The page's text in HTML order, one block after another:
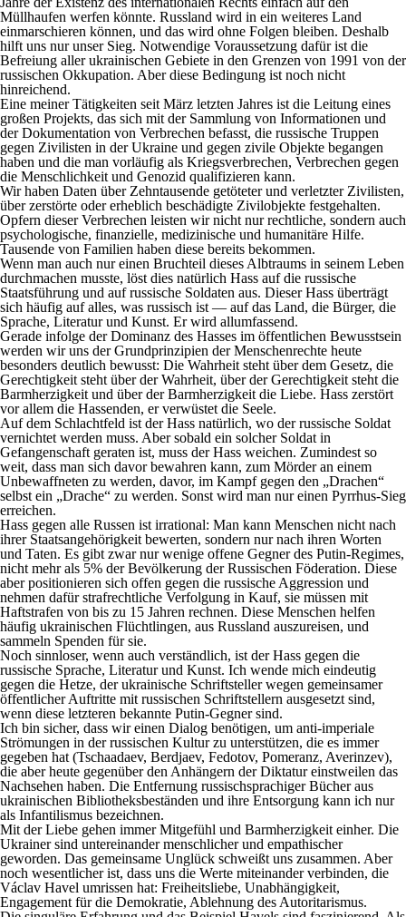
Müllhaufen werfen könnte. Russland wird in ein weiteres Land
einmarschieren können, und das wird ohne Folgen bleiben. Deshalb
hilft uns nur unser Sieg. Notwendige Voraussetzung dafür ist die
Befreiung aller ukrainischen Gebiete in den Grenzen von 1991 von der
russischen Okkupation. Aber diese Bedingung ist noch nicht
hinreichend.
Eine meiner Tätigkeiten seit März letzten Jahres ist die Leitung eines
großen Projekts, das sich mit der Sammlung von Informationen und
der Dokumentation von Verbrechen befasst, die russische Truppen
gegen Zivilisten in der Ukraine und gegen zivile Objekte begangen
haben und die man vorläufig als Kriegsverbrechen, Verbrechen gegen
die Menschlichkeit und Genozid qualifizieren kann.
Wir haben Daten über Zehntausende getöteter und verletzter Zivilisten,
über zerstörte oder erheblich beschädigte Zivilobjekte festgehalten.
Opfern dieser Verbrechen leisten wir nicht nur rechtliche, sondern auch
psychologische, finanzielle, medizinische und humanitäre Hilfe.
Tausende von Familien haben diese bereits bekommen.
Wenn man auch nur einen Bruchteil dieses Albtraums in seinem Leben
durchmachen musste, löst dies natürlich Hass auf die russische
Staatsführung und auf russische Soldaten aus. Dieser Hass überträgt
sich häufig auf alles, was russisch ist — auf das Land, die Bürger, die
Sprache, Literatur und Kunst. Er wird allumfassend.
Gerade infolge der Dominanz des Hasses im öffentlichen Bewusstsein
werden wir uns der Grundprinzipien der Menschenrechte heute
besonders deutlich bewusst: Die Wahrheit steht über dem Gesetz, die
Gerechtigkeit steht über der Wahrheit, über der Gerechtigkeit steht die
Barmherzigkeit und über der Barmherzigkeit die Liebe. Hass zerstört
vor allem die Hassenden, er verwüstet die Seele.
Auf dem Schlachtfeld ist der Hass natürlich, wo der russische Soldat
vernichtet werden muss. Aber sobald ein solcher Soldat in
Gefangenschaft geraten ist, muss der Hass weichen. Zumindest so
weit, dass man sich davor bewahren kann, zum Mörder an einem
Unbewaffneten zu werden, davor, im Kampf gegen den „Drachen“
selbst ein „Drache“ zu werden. Sonst wird man nur einen Pyrrhus-Sieg
erreichen.
Hass gegen alle Russen ist irrational: Man kann Menschen nicht nach
ihrer Staatsangehörigkeit bewerten, sondern nur nach ihren Worten
und Taten. Es gibt zwar nur wenige offene Gegner des Putin-Regimes,
nicht mehr als 5% der Bevölkerung der Russischen Föderation. Diese
aber positionieren sich offen gegen die russische Aggression und
nehmen dafür strafrechtliche Verfolgung in Kauf, sie müssen mit
Haftstrafen von bis zu 15 Jahren rechnen. Diese Menschen helfen
häufig ukrainischen Flüchtlingen, aus Russland auszureisen, und
sammeln Spenden für sie.
Noch sinnloser, wenn auch verständlich, ist der Hass gegen die
russische Sprache, Literatur und Kunst. Ich wende mich eindeutig
gegen die Hetze, der ukrainische Schriftsteller wegen gemeinsamer
öffentlicher Auftritte mit russischen Schriftstellern ausgesetzt sind,
wenn diese letzteren bekannte Putin-Gegner sind.
Ich bin sicher, dass wir einen Dialog benötigen, um anti-imperiale
Strömungen in der russischen Kultur zu unterstützen, die es immer
gegeben hat (Tschaadaev, Berdjaev, Fedotov, Pomeranz, Averinzev),
die aber heute gegenüber den Anhängern der Diktatur einstweilen das
Nachsehen haben. Die Entfernung russischsprachiger Bücher aus
ukrainischen Bibliotheksbeständen und ihre Entsorgung kann ich nur
als Infantilismus bezeichnen.
Mit der Liebe gehen immer Mitgefühl und Barmherzigkeit einher. Die
Ukrainer sind untereinander menschlicher und empathischer
geworden. Das gemeinsame Unglück schweißt uns zusammen. Aber
noch wesentlicher ist, dass uns die Werte miteinander verbinden, die
Václav Havel umrissen hat: Freiheitsliebe, Unabhängigkeit,
Engagement für die Demokratie, Ablehnung des Autoritarismus.